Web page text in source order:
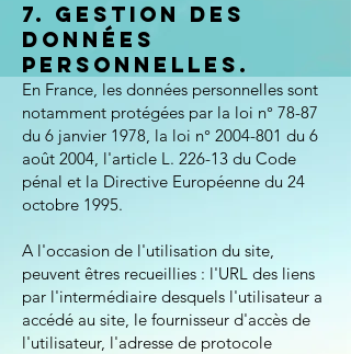
7. Gestion des
données
personnelles.
En France, les données personnelles sont
notamment protégées par la loi n° 78-87
du 6 janvier 1978, la loi n° 2004-801 du 6
août 2004, l'article L. 226-13 du Code
pénal et la Directive Européenne du 24
octobre 1995.
A l'occasion de l'utilisation du site,
peuvent êtres recueillies : l'URL des liens
par l'intermédiaire desquels l'utilisateur a
accédé au site, le fournisseur d'accès de
l'utilisateur, l'adresse de protocole